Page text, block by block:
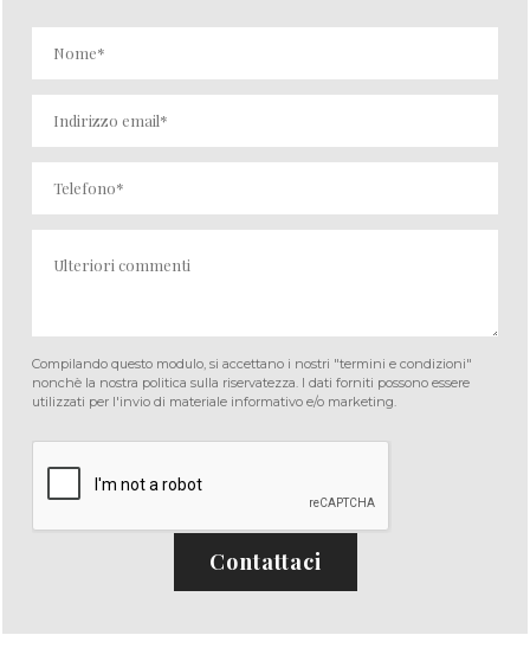
Compilando questo modulo, si accettano i nostri "termini e condizioni"
nonchè la nostra politica sulla riservatezza. I dati forniti possono essere
utilizzati per l'invio di materiale informativo e/o marketing.
Contattaci